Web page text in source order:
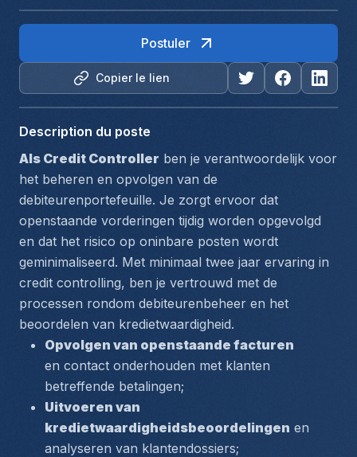
Copier le lien
Postuler
Description du poste
Als Credit Controller ben je verantwoordelijk voor
het beheren en opvolgen van de
debiteurenportefeuille. Je zorgt ervoor dat
openstaande vorderingen tijdig worden opgevolgd
en dat het risico op oninbare posten wordt
geminimaliseerd. Met minimaal twee jaar ervaring in
credit controlling, ben je vertrouwd met de
processen rondom debiteurenbeheer en het
beoordelen van kredietwaardigheid.
Opvolgen van openstaande facturen
en contact onderhouden met klanten
betreffende betalingen;
Uitvoeren van
kredietwaardigheidsbeoordelingen en
analyseren van klantendossiers;